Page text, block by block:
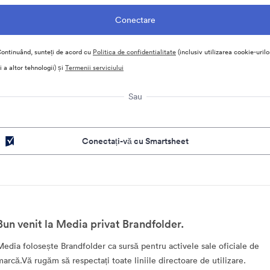
sunteți de acord cu Politica de confidentialitate(inclusiv utilizarea cookie-
a altor tehnologii) și Termenii serviciului
Sau
Conectați-vă cu Smartsheet
venit la Media privat Brandfolder.
folosește Brandfolder ca sursă pentru activele sale oficiale de
rugăm să respectați toate liniile directoare de utilizare.